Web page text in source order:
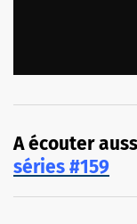
A écouter
séries #159